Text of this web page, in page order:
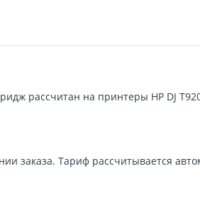
рассчитан на принтеры HP DJ
заказа. Тариф рассчитывается